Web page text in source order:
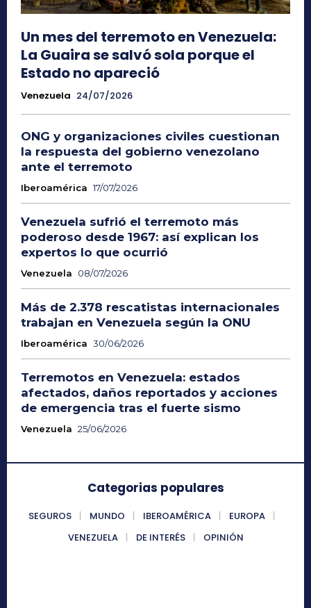
Un mes del terremoto en Venezuela:
La Guaira se salvó sola porque el
Estado no apareció
Venezuela 24/07/2026
ONG y organizaciones civiles cuestionan
la respuesta del gobierno venezolano
ante el terremoto
Iberoamérica 17/07/2026
Venezuela sufrió el terremoto más
poderoso desde 1967: así explican los
expertos lo que ocurrió
Venezuela 08/07/2026
Más de 2.378 rescatistas internacionales
trabajan en Venezuela según la ONU
Iberoamérica 30/06/2026
Terremotos en Venezuela: estados
afectados, daños reportados y acciones
de emergencia tras el fuerte sismo
Venezuela 25/06/2026
Categorias populares
SEGUROS MUNDO IBEROAMÉRICA
EUROPA
VENEZUELA
DE INTERÉS OPINIÓN